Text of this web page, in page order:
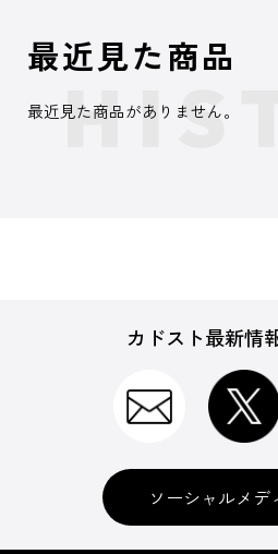
最近見た商品
最近見た商品がありません。
カドスト最新情
ソーシャルメデ